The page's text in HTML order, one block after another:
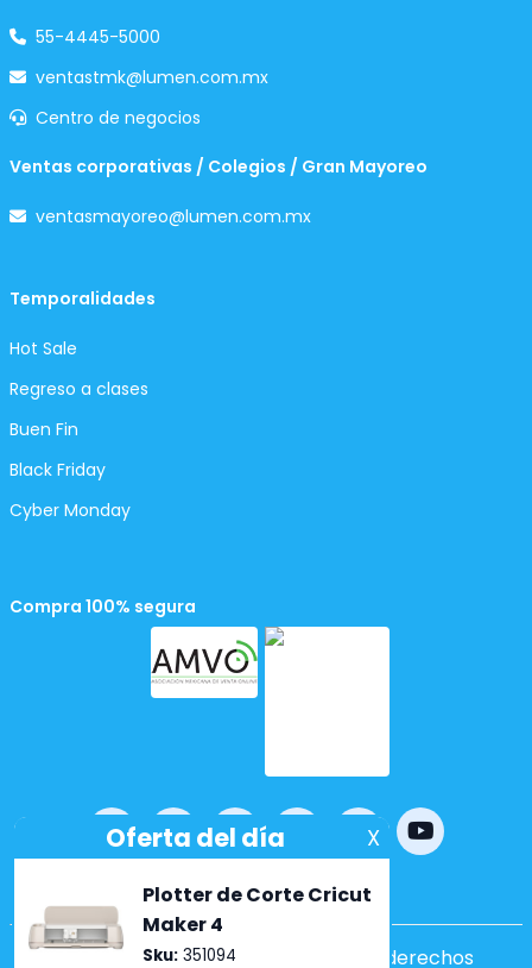
55-4445-5000
ventastmk@lumen.com.mx
Centro de negocios
Ventas corporativas / Colegios / Gran Mayoreo
ventasmayoreo@lumen.com.mx
Temporalidades
Hot Sale
Regreso a clases
Buen Fin
Black Friday
Cyber Monday
Compra 100% segura
Powered bynopCommerce
Copyright ©2026 Lumen. Todos los derechos